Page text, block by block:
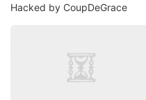
Hacked by CoupDeGrace